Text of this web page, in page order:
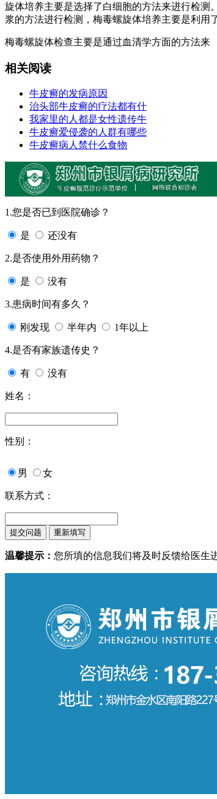
旋体培养主要是选择了白细胞的方法来进行检测
浆的方法进行检测，梅毒螺旋体培养主要是利用
梅毒螺旋体检查主要是通过血清学方面的方法来
相关阅读
牛皮癣的发病原因
治头部牛皮癣的疗法都有什
我家里的人都是女性遗传牛
牛皮癣爱侵袭的人群有哪些
牛皮癣病人禁什么食物
1.您是否已到医院确诊？
是 还没有
2.是否使用外用药物？
是 没有
3.患病时间有多久？
刚发现 半年内 1年以上
4.是否有家族遗传史？
有 没有
姓名：
性别：
男 女
联系方式：
温馨提示： 您所填的信息我们将及时反馈给医生